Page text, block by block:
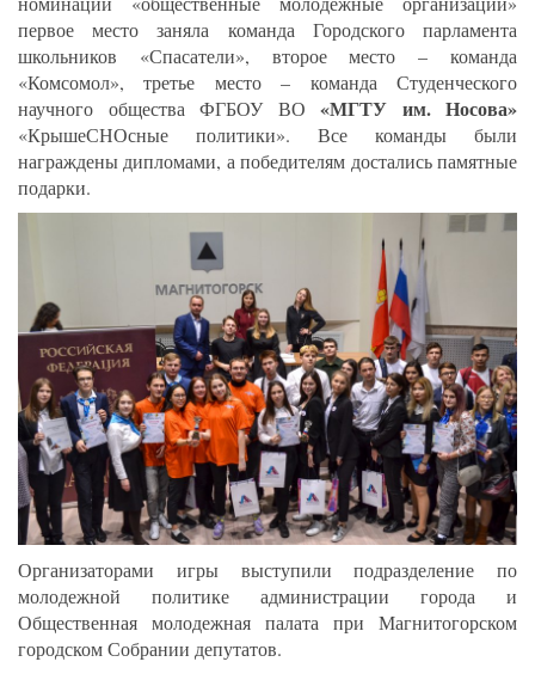
первое место заняла команда Городского парламента
школьников «Спасатели», второе место – команда
«Комсомол», третье место – команда Студенческого
научного общества ФГБОУ ВО «МГТУ им. Носова»
«КрышеСНОсные политики». Все команды были
награждены дипломами, а победителям достались памятные
подарки.
Организаторами игры выступили подразделение по
молодежной политике администрации города и
Общественная молодежная палата при Магнитогорском
городском Собрании депутатов.